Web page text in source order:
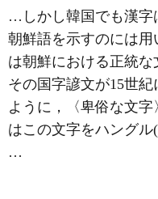
…しかし韓国でも漢字
朝鮮語を示すのには
は朝鮮における正統な
その国字諺文が15世
ように，〈卑俗な文
はこの文字をハングル
…